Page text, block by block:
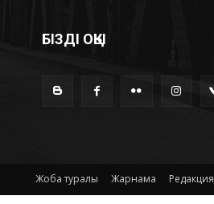
БІЗДІ ОҚЫ
Жоба туралы Жарнама Редакция